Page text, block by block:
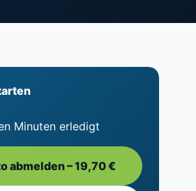
Minuten erledigt
abmelden – 19,70 €